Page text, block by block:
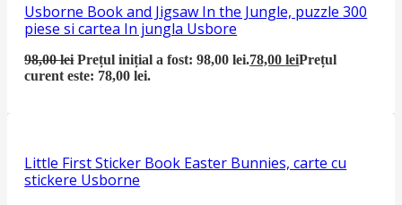
Usborne Book and Jigsaw In the Jungle, puzzle 300
piese si cartea In jungla Usbore
98,00lei Prețul inițial a fost: 98,00 lei.78,00leiPrețul
curent este: 78,00 lei.
Little First Sticker Book Easter Bunnies, carte cu
stickere Usborne